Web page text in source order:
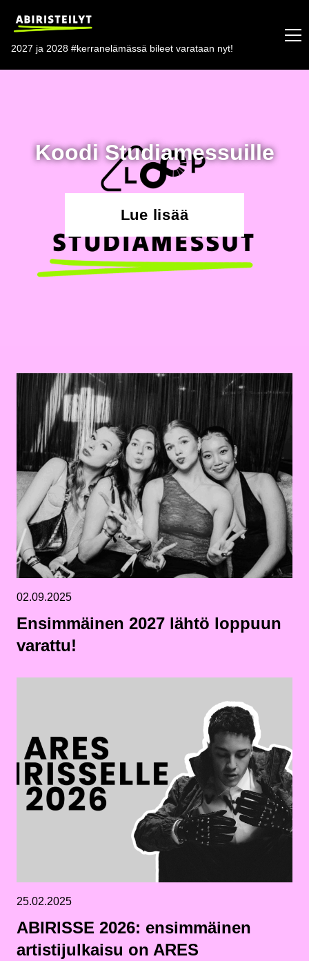
2027 ja 2028 #kerranelämässä bileet varataan nyt!
Koodi Studiamessuille
Lue lisää
02.09.2025
Ensimmäinen 2027 lähtö loppuun
varattu!
25.02.2025
ABIRISSE 2026: ensimmäinen
artistijulkaisu on ARES